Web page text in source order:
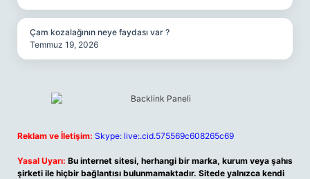
Çam kozalağının neye faydası var ?
Temmuz 19, 2026
Reklam ve İletişim: Skype: live:.cid.575569c608265c69
Yasal Uyarı: Bu internet sitesi, herhangi bir marka, kurum veya şahıs
şirketi ile hiçbir bağlantısı bulunmamaktadır. Sitede yalnızca kendi